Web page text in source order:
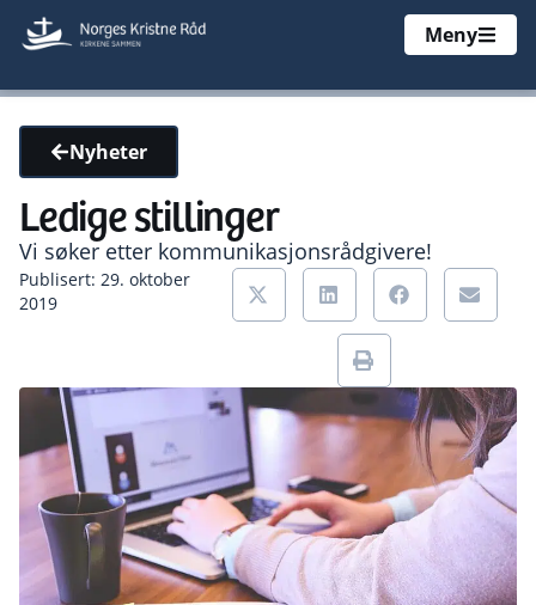
Meny
Nyheter
Ledige stillinger
Vi søker etter kommunikasjonsrådgivere!
Publisert: 29. oktober
2019